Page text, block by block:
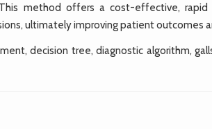
method offers a cost-effective,
ultimately improving patient outcomes
decision tree, diagnostic algorithm,